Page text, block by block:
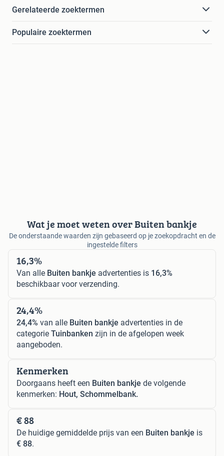
Gerelateerde zoektermen
Populaire zoektermen
Wat je moet weten over Buiten bankje
De onderstaande waarden zijn gebaseerd op je zoekopdracht en de
ingestelde filters
16,3%
Van alle Buiten bankje advertenties is 16,3%
beschikbaar voor verzending.
24,4%
24,4% van alle Buiten bankje advertenties in de
categorie Tuinbanken zijn in de afgelopen week
aangeboden.
Kenmerken
Doorgaans heeft een Buiten bankje de volgende
kenmerken: Hout, Schommelbank.
€ 88
De huidige gemiddelde prijs van een Buiten bankje is
€ 88.